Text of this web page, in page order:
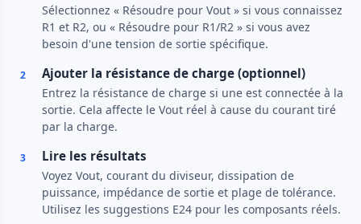
Sélectionnez « Résoudre pour Vout » si vous connaissez
R1 et R2, ou « Résoudre pour R1/R2 » si vous avez
besoin d'une tension de sortie spécifique.
2 Ajouter la résistance de charge (optionnel)
Entrez la résistance de charge si une est connectée à la
sortie. Cela affecte le Vout réel à cause du courant tiré
par la charge.
3 Lire les résultats
Voyez Vout, courant du diviseur, dissipation de
puissance, impédance de sortie et plage de tolérance.
Utilisez les suggestions E24 pour les composants réels.